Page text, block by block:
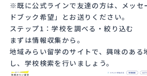
※既に公式ラインで友達の方は、メッセ
ドブック希望」とお送りください。
ステップ1：学校を調べる・絞り込む
まずは情報収集から。
地域みらい留学のサイト で、興味のある
し、学校検索を行いましょう。